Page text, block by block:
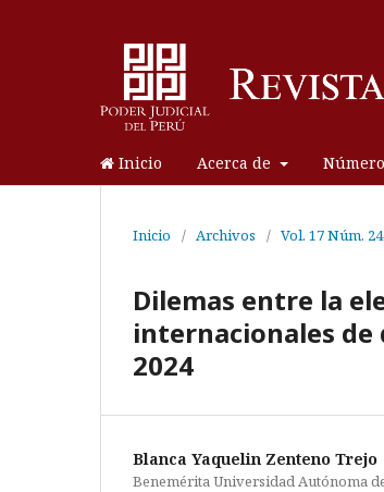
Inicio Acerca de
Inicio / Archivos / Vol. 17 Núm.
Dilemas entre la
internacionales
2024
Blanca Yaquelin Zenteno Trejo
Benemérita Universidad Autónoma